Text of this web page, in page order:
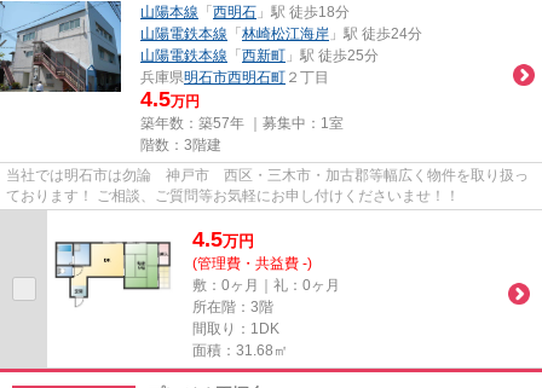
山陽本線 「 西明石 」駅 徒歩18分
山陽電鉄本線 「 林崎松江海岸 」駅 徒歩24分
山陽電鉄本線 「 西新町 」駅 徒歩25分
兵庫県明石市西明石町 ２丁目
4.5万円
築年数：築57年 ｜募集中： 1室
階数：3階建
当社では明石市は勿論 神戸市 西区・三木市・加古郡等幅広く物件を取り扱っ
ております！ ご相談、ご質問等お気軽にお申し付けくださいませ！！
4.5万円
(管理費・共益費 -)
敷：0ヶ月｜礼：0ヶ月
所在階：3階
間取り：1DK
面積：31.68㎡